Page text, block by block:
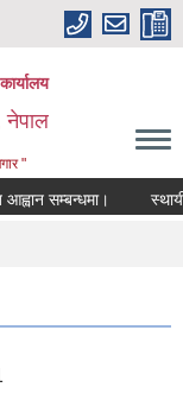
नेपाल
"
सम्बन्धमा। स्थायी